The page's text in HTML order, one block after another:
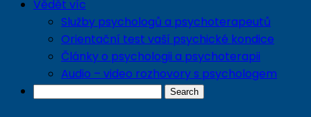
Vědět víc
Služby psychologů a psychoterapeutů
Orientační test vaší psychické kondice
Články o psychologii a psychoterapii
Audio – video rozhovory s psychologem